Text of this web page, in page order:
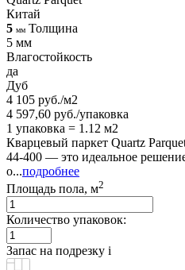
Китай
5 мм Толщина
5 мм
Влагостойкость
да
Дуб
4 105 руб./м2
4 597,60 руб./упаковка
1 упаковка = 1.12 м2
Кварцевый паркет Quartz
44-400 — это идеальное
о...подробнее
Площадь пола, м2
Количество упаковок:
Запас на подрезку i